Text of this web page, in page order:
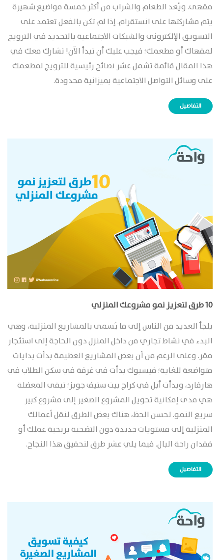
مقهى. ويُعد الطعام والشراب من أكثر خمسة مواضيع شهيرة
يتم مشاركتها على انستقرام. إذا لم تكن بالفعل تعتمد على
التسويق الإلكتروني والشبكات الاجتماعية بالتحديد في الترويج
لمقهاك أو مطعمك؛ فيجب عليك أن تبدأ الآن! نشارك معك في
هذا المقال قائمة تشمل عشر نصائح رئيسية للترويج لمطعمك
على وسائل التواصل الاجتماعية بميزانية محدودة.
التفاصيل
10 طرق لتعزيز نمو مشروعك المنزلي
يلجأ العديد من الناس إلى ما يُسمى بالمشاريع المنزلية، وهي
البدء في نشاط تجاري من داخل المنزل دون الحاجة إلى استئجار
مقر. وعلى الرغم من أن بعض المشاريع العظيمة بدأت بدايات
متواضعة للغاية؛ فيسبوك بدأت في غرفة في سكن الطلاب في
هارفارد، وبدأت أبل في كراج بيت ستيف جوبز؛ تبقى المعضلة
هي مدى إمكانية تحويل المشروع الصغير إلى مشروع كبير
سريع النمو. لحسن الحظ، هناك بعض الطرق لنقل أعمالك
المنزلية إلى مستويات جديدة دون التضحية بربحية عملك أو
فقدان راحة البال. فيما يلي عشر طرق لتحقيق هذا النجاح.
التفاصيل